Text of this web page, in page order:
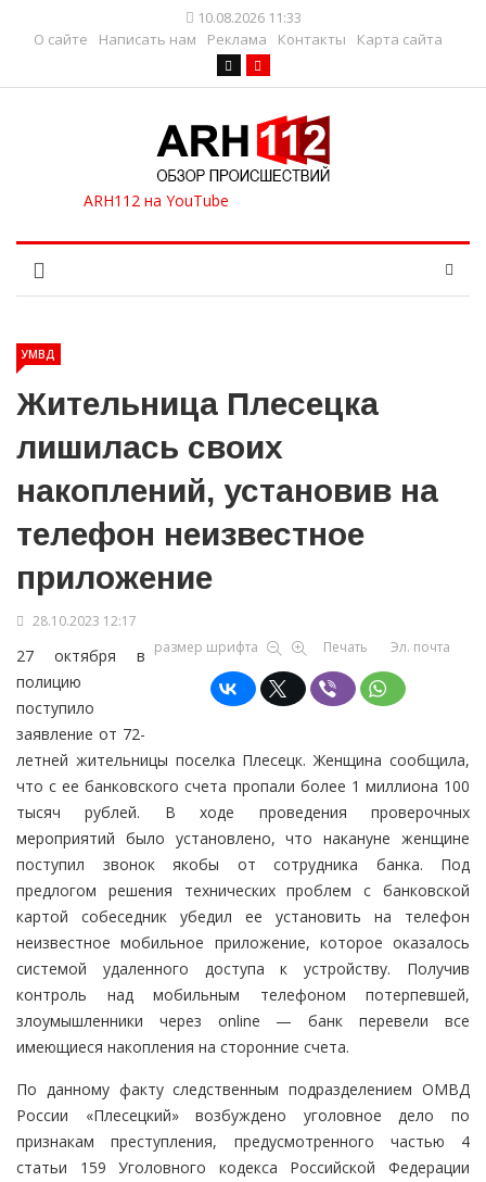
10.08.2026 11:33
О сайте
Написать нам Реклама Контакты Карта сайта
УМВД
Жительница Плесецка
лишилась своих
накоплений, установив на
телефон неизвестное
приложение
28.10.2023 12:17
размер шрифта
Печать Эл. почта
27 октября в
полицию
поступило
заявление от 72-
летней жительницы поселка Плесецк. Женщина сообщила,
что с ее банковского счета пропали более 1 миллиона 100
тысяч рублей. В ходе проведения проверочных
мероприятий было установлено, что накануне женщине
поступил звонок якобы от сотрудника банка. Под
предлогом решения технических проблем с банковской
картой собеседник убедил ее установить на телефон
неизвестное мобильное приложение, которое оказалось
системой удаленного доступа к устройству. Получив
контроль над мобильным телефоном потерпевшей,
злоумышленники через online — банк перевели все
имеющиеся накопления на сторонние счета.
По данному факту следственным подразделением ОМВД
России «Плесецкий» возбуждено уголовное дело по
признакам преступления, предусмотренного частью 4
статьи 159 Уголовного кодекса Российской Федерации